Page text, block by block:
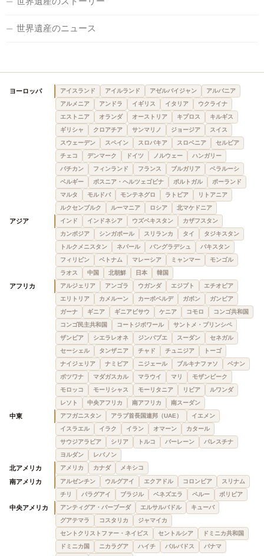
世界遺産のニュース
ヨーロッパ アイスランド アイルランド アゼルバイジャン
アルバニア
アルメニア
アンドラ イギリス イタリア
ウクライナ
エストニア
オランダ オーストリア キプロス
キルギス
ギリシャ
クロアチア サンマリノ ジョージア
スイス
スウェーデン
スペイン スロバキア スロベニア
セルビア
チェコ
デンマーク ドイツ ノルウェー
ハンガリー
バチカン
フィンランド フランス ブルガリア
ベラルーシ
ベルギー
ボスニア・ヘルツェゴビナ ポルトガル
ポーランド
マルタ
モルドバ モンテネグロ ラトビア
リトアニア
ルクセンブルク
ルーマニア ロシア 北マケドニア
アジア インド インドネシア ウズベキスタン
カザフスタン
カンボジア
シンガポール スリランカ タイ
タジキスタン
トルクメニスタン
ネパール バングラデシュ
パキスタン
フィリピン
ベトナム マレーシア ミャンマー
モンゴル
ラオス
中国 北朝鮮 日本 韓国
アフリカ アルジェリア アンゴラ ウガンダ エジプト
エチオピア
エリトリア
カメルーン カーボベルデ ガボン
ガンビア
ガーナ
ギニア ギニアビサウ ケニア コモロ
コンゴ共和国
コンゴ民主共和国
コートジボワール
サントメ・プリンシペ
ザンビア
シエラレオネ ジンバブエ スーダン
セネガル
セーシェル
タンザニア チャド チュニジア
トーゴ
ナイジェリア
ナミビア ニジェール ブルキナファソ
ベナン
ボツワナ
マダガスカル マラウイ マリ
モザンビーク
モロッコ
モーリシャス モーリタニア リビア
ルワンダ
レソト
中央アフリカ 南アフリカ 南スーダン
中東 アフガニスタン アラブ首長国連邦（UAE）
イエメン
イスラエル
イラク イラン オマーン
カタール
サウジアラビア
シリア トルコ バーレーン
パレスチナ
ヨルダン
レバノン
北アメリカ アメリカ カナダ メキシコ
南アメリカ アルゼンチン ウルグアイ エクアドル コロンビア
スリナム
チリ
パラグアイ ブラジル ベネズエラ ペルー ボリビア
中央アメリカ アンティグア・バーブーダ エルサルバドル
キューバ
グアテマラ
コスタリカ
ジャマイカ
セントクリストファー・ネイビス
セントルシア
ドミニカ共和国
ドミニカ国
ニカラグア ハイチ バルバドス パナマ